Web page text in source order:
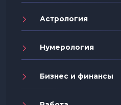
Астрология
Нумерология
Бизнес и финансы